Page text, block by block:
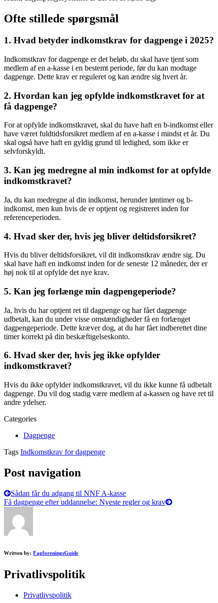
Ofte stillede spørgsmål
1. Hvad betyder indkomstkrav for dagpenge i 2025?
Indkomstkrav for dagpenge er det beløb, du skal have tjent som
medlem af en a-kasse i en bestemt periode, før du kan modtage
dagpenge. Dette krav er reguleret og kan ændre sig hvert år.
2. Hvordan kan jeg opfylde indkomstkravet for at
få dagpenge?
For at opfylde indkomstkravet, skal du have haft en b-indkomst eller
have været fuldtidsforsikret medlem af en a-kasse i mindst et år. Du
skal også have haft en gyldig grund til ledighed, som ikke er
selvforskyldt.
3. Kan jeg medregne al min indkomst for at opfylde
indkomstkravet?
Ja, du kan medregne al din indkomst, herunder løntimer og b-
indkomst, men kun hvis de er optjent og registreret inden for
referenceperioden.
4. Hvad sker der, hvis jeg bliver deltidsforsikret?
Hvis du bliver deltidsforsikret, vil dit indkomstkrav ændre sig. Du
skal have haft en indkomst inden for de seneste 12 måneder, der er
høj nok til at opfylde det nye krav.
5. Kan jeg forlænge min dagpengeperiode?
Ja, hvis du har optjent ret til dagpenge og har fået dagpenge
udbetalt, kan du under visse omstændigheder få en forlænget
dagpengeperiode. Dette kræver dog, at du har fået indberettet dine
timer korrekt på din beskæftigelseskonto.
6. Hvad sker der, hvis jeg ikke opfylder
indkomstkravet?
Hvis du ikke opfylder indkomstkravet, vil du ikke kunne få udbetalt
dagpenge. Du vil dog stadig være medlem af a-kassen og have ret til
andre ydelser.
Categories
Dagpenge
Tags Indkomstkrav for dagpenge
Post navigation
Sådan får du adgang til NNF A-kasse
Få dagpenge efter uddannelse: Nyeste regler og krav
Written by: FagforeningsGuide
Privatlivspolitik
Privatlivspolitik